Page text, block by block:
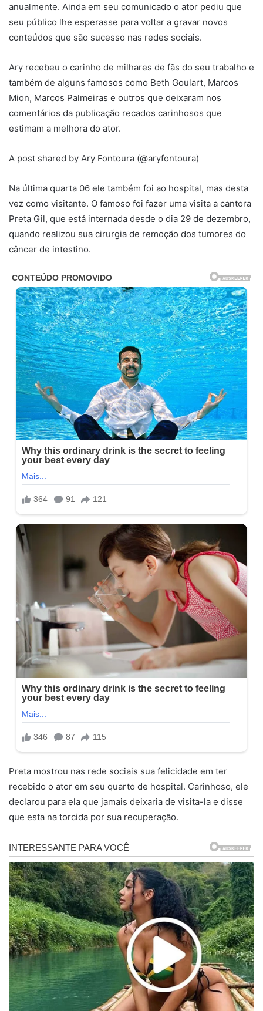
anualmente. Ainda em seu comunicado o ator pediu que
seu público lhe esperasse para voltar a gravar novos
conteúdos que são sucesso nas redes sociais.
Ary recebeu o carinho de milhares de fãs do seu trabalho e
também de alguns famosos como Beth Goulart, Marcos
Mion, Marcos Palmeiras e outros que deixaram nos
comentários da publicação recados carinhosos que
estimam a melhora do ator.
A post shared by Ary Fontoura (@aryfontoura)
Na última quarta 06 ele também foi ao hospital, mas desta
vez como visitante. O famoso foi fazer uma visita a cantora
Preta Gil, que está internada desde o dia 29 de dezembro,
quando realizou sua cirurgia de remoção dos tumores do
câncer de intestino.
Preta mostrou nas rede sociais sua felicidade em ter
recebido o ator em seu quarto de hospital. Carinhoso, ele
declarou para ela que jamais deixaria de visita-la e disse
que esta na torcida por sua recuperação.